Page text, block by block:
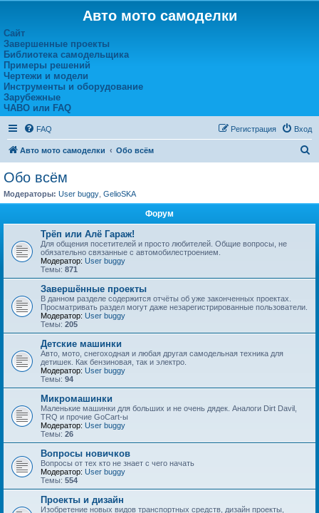
Авто мото самоделки
Сайт
Завершенные проекты
Библиотека самодельщика
Примеры решений
Чертежи и модели
Инструменты и оборудование
Зарубежные
ЧАВО или FAQ
FAQ Вход
Регистрация
Авто мото самоделки Обо всём
Обо всём
Модераторы: User buggy GelioSKA
Форум
Трёп или Алё Гараж!
Для общения посетителей и просто любителей. Общие вопросы, не
обязательно связанные с автомобилестроением.
Модератор: User buggy
Темы: 871
Завершённые проекты
В данном разделе содержится отчёты об уже законченных проектах.
Просматривать раздел могут даже незарегистрированные пользователи.
Модератор: User buggy
Темы: 205
Детские машинки
Авто, мото, снегоходная и любая другая самодельная техника для
детишек. Как бензиновая, так и электро.
Модератор: User buggy
Темы: 94
Микромашинки
Маленькие машинки для больших и не очень дядек. Аналоги Dirt Davil,
TRQ и прочие GoCart-ы
Модератор: User buggy
Темы: 26
Вопросы новичков
Вопросы от тех кто не знает с чего начать
Модератор: User buggy
Темы: 554
Проекты и дизайн
Изобретение новых видов транспортных средств, дизайн проекты,